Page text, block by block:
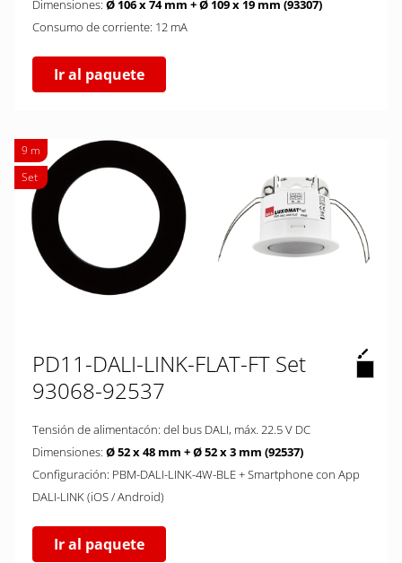
Dimensiones: Ø 106 x 74 mm + Ø 109 x 19 mm (93307)
Consumo de corriente: 12 mA
Ir al paquete
9 m
Set
PD11-DALI-LINK-FLAT-FT Set
93068-92537
Tensión de alimentacón: del bus DALI, máx. 22.5 V DC
Dimensiones: Ø 52 x 48 mm + Ø 52 x 3 mm (92537)
Configuración: PBM-DALI-LINK-4W-BLE + Smartphone con App
DALI-LINK (iOS / Android)
Ir al paquete